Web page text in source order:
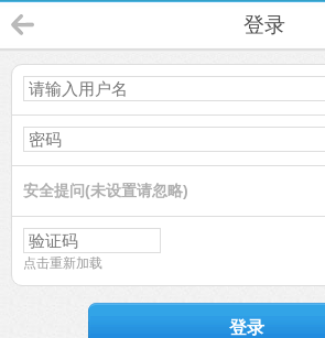
登录
安全提问(未设置请忽略)
点击重新加载
登录